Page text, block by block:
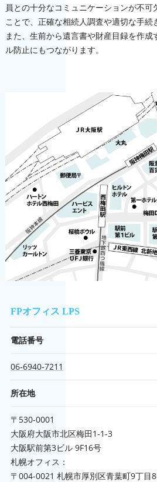
員との十分なコミュニケーションが不可
ことで、正確な相続人調査や適切な手続
また、生前から遺言書や財産目録を作
ル防止にもつながります。
FPオフィス LPS
電話番号
06-6940-7211
所在地
〒530-0001
大阪府大阪市北区梅田1-1-3
大阪駅前第3ビル 9F16号
札幌オフィス：
〒004-0021 札幌市厚別区青葉町9丁目